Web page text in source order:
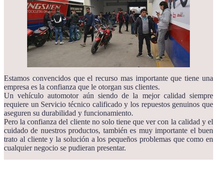
Estamos convencidos que el recurso mas importante que tiene una
empresa es la confianza que le otorgan sus clientes.
Un vehículo automotor aún siendo de la mejor calidad siempre
requiere un Servicio técnico calificado y los repuestos genuinos que
aseguren su durabilidad y funcionamiento.
Pero la confianza del cliente no solo tiene que ver con la calidad y el
cuidado de nuestros productos, también es muy importante el buen
trato al cliente y la solución a los pequeños problemas que como en
cualquier negocio se pudieran presentar.